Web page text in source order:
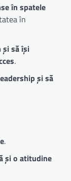
în spatele
în
și să își
.
și să
.
și o atitudine